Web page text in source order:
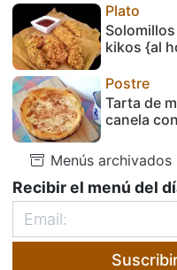
Plato
kikos {al
Postre
Tarta de
canela
Menús archivados
Recibir el menú del